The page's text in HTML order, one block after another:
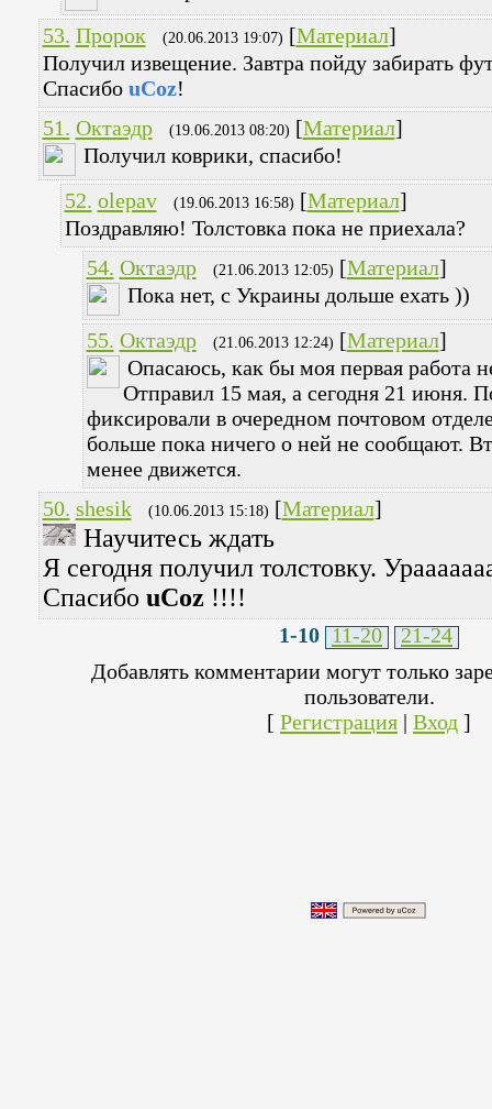
53. Пророк (20.06.2013 19:07) [Материал]
Получил извещение. Завтра пойду забирать
Спасибо uCoz!
51. Октаэдр (19.06.2013 08:20) [Материал]
Получил коврики, спасибо!
52. olepav (19.06.2013 16:58) [Материал]
Поздравляю! Толстовка пока не приехала?
54. Октаэдр (21.06.2013 12:05) [Материал]
Пока нет, с Украины дольше ехать ))
55. Октаэдр (21.06.2013 12:24) [Материал]
Опасаюсь, как бы моя первая работа
Отправил 15 мая, а сегодня 21 июня.
фиксировали в очередном почтовом
больше пока ничего о ней не сообщают.
менее движется.
50. shesik (10.06.2013 15:18) [Материал]
Научитесь ждать
Я сегодня получил толстовку.
Спасибо uCoz !!!!
1-10 11-20
21-24
Добавлять комментарии могут только
пользователи.
[ Регистрация | Вход ]